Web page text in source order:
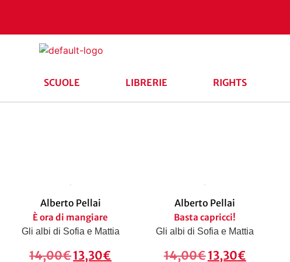
SCUOLE LIBRERIE RIGHTS
Alberto Pellai
È ora di mangiare
Gli albi di Sofia e Mattia
14,00€13,30€
Alberto Pellai
Basta capricci!
Gli albi di Sofia e Mattia
14,00€13,30€